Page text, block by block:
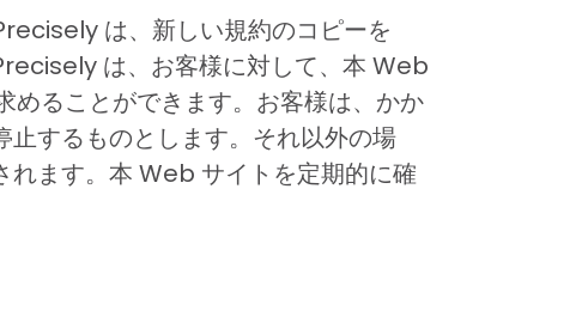
は、新しい規約のコピーを
は、お客様に対して、本 Web
めることができます。お客様は、かか
するものとします。それ以外の場
ます。本 Web サイトを定期的に確